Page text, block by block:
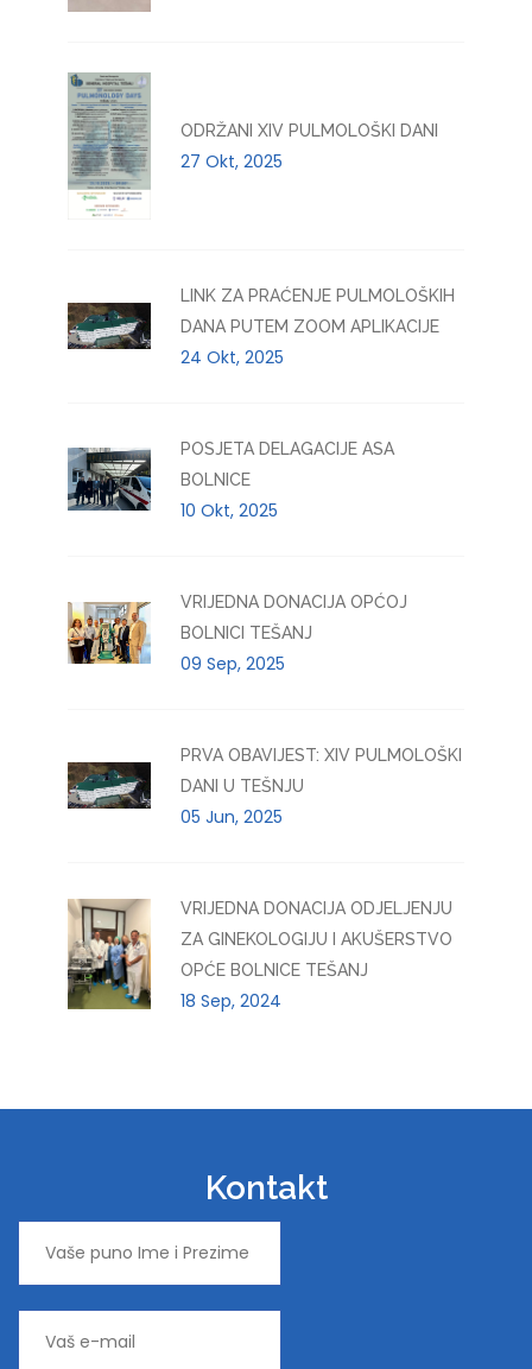
ODRŽANI XIV PULMOLOŠKI DANI
27 Okt, 2025
LINK ZA PRAĆENJE PULMOLOŠKIH
DANA PUTEM ZOOM APLIKACIJE
24 Okt, 2025
POSJETA DELAGACIJE ASA
BOLNICE
10 Okt, 2025
VRIJEDNA DONACIJA OPĆOJ
BOLNICI TEŠANJ
09 Sep, 2025
PRVA OBAVIJEST: XIV PULMOLOŠKI
DANI U TEŠNJU
05 Jun, 2025
VRIJEDNA DONACIJA ODJELJENJU
ZA GINEKOLOGIJU I AKUŠERSTVO
OPĆE BOLNICE TEŠANJ
18 Sep, 2024
Kontakt